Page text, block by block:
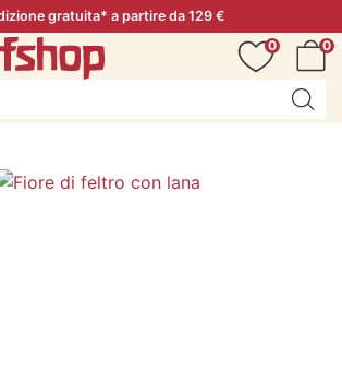
gratuita* a partire da 129 €
0
0